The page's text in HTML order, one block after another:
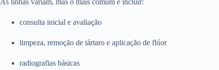
As linhas variam, mas o mais comum é incluir:
consulta inicial e avaliação
limpeza, remoção de tártaro e aplicação de flúor
radiografias básicas